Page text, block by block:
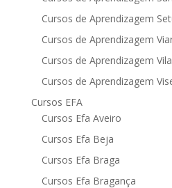
Cursos de Aprendizagem
Cursos de Aprendizagem
Cursos de Aprendizagem
Cursos de Aprendizagem
Cursos EFA
Cursos Efa Aveiro
Cursos Efa Beja
Cursos Efa Braga
Cursos Efa Bragança